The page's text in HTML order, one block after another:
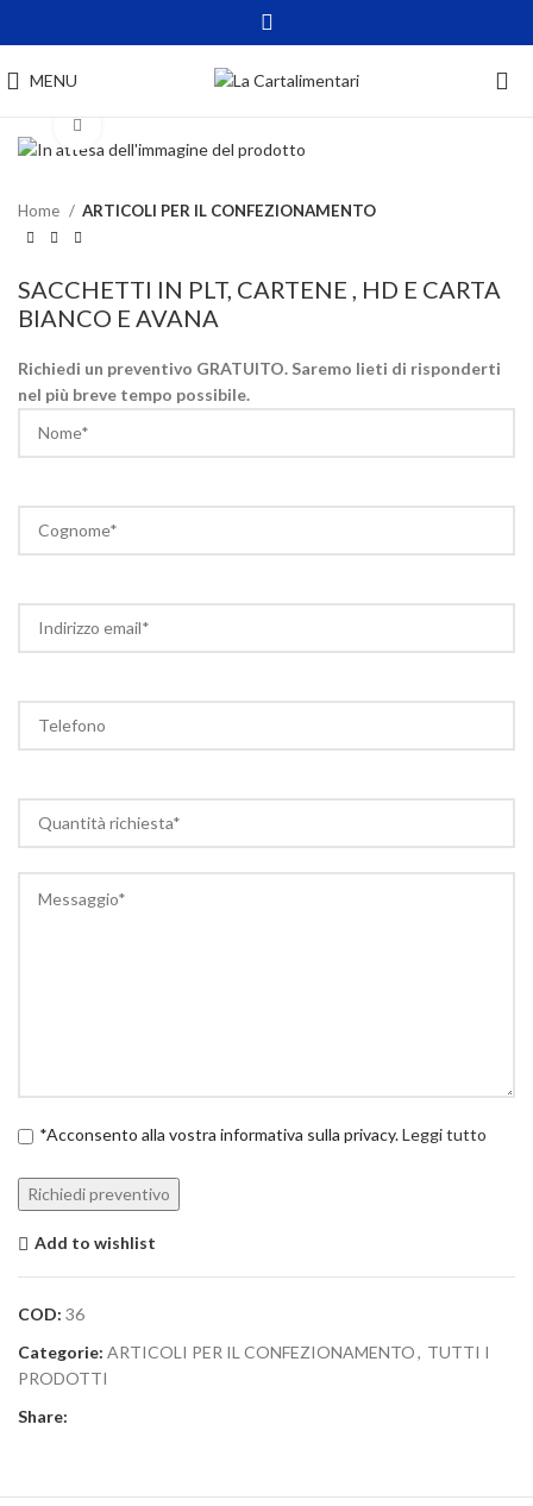
MENU
Home ARTICOLI PER IL CONFEZIONAMENTO
SACCHETTI IN PLT, CARTENE , HD E CARTA
BIANCO E AVANA
Richiedi un preventivo GRATUITO. Saremo lieti di risponderti
nel più breve tempo possibile.
*Acconsento alla vostra informativa sulla privacy.Leggi tutto
Add to wishlist
COD: 36
Categorie: ARTICOLI PER IL CONFEZIONAMENTO, TUTTI I
PRODOTTI
Share: